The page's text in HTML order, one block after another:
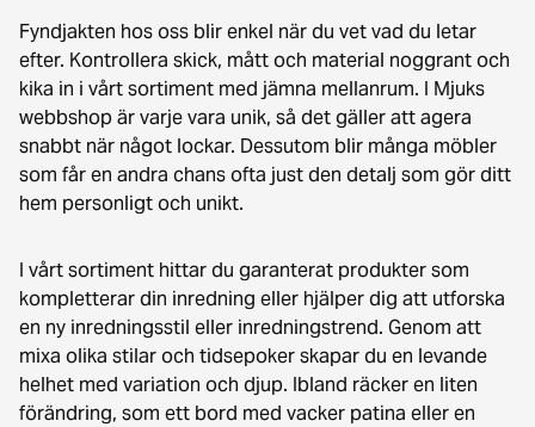
Fyndjakten hos oss blir enkel när du vet vad du letar
efter. Kontrollera skick, mått och material noggrant och
kika in i vårt sortiment med jämna mellanrum. I Mjuks
webbshop är varje vara unik, så det gäller att agera
snabbt när något lockar. Dessutom blir många möbler
som får en andra chans ofta just den detalj som gör ditt
hem personligt och unikt.
I vårt sortiment hittar du garanterat produkter som
kompletterar din inredning eller hjälper dig att utforska
en ny inredningsstil eller inredningstrend. Genom att
mixa olika stilar och tidsepoker skapar du en levande
helhet med variation och djup. Ibland räcker en liten
förändring, som ett bord med vacker patina eller en